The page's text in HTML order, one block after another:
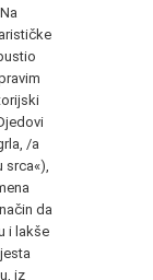
/a
da
i lakše
iz